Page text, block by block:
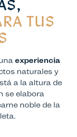
TUS
experiencia
naturales y
a la altura de
se elabora
noble de la